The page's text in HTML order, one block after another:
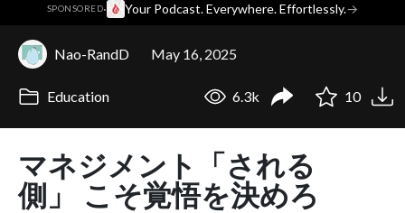
SPONSORED· Your Podcast. Everywhere. Effortlessly.→
Nao-RandD May 16, 2025
Education 6.3k 10
マネジメント「される
側」 こそ覚悟を決めろ